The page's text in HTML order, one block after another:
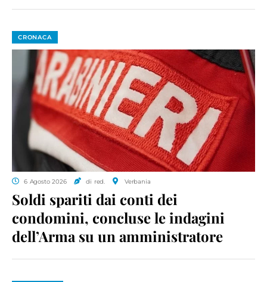
CRONACA
6 Agosto 2026 di red. Verbania
Soldi spariti dai conti dei
condomini, concluse le indagini
dell’Arma su un amministratore